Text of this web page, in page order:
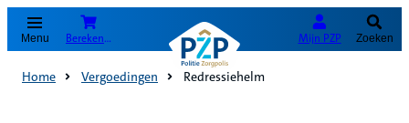
Menu Bereken je premie Mijn PZP Zoeken
Home Vergoedingen Redressiehelm